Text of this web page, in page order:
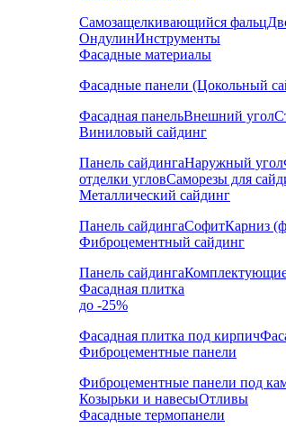
Самозащелкивающийся фальц
ОндулинИнструменты
Фасадные материалы
Фасадные панели (Цокольный
Фасадная панельВнешний угол
Виниловый сайдинг
Панель сайдингаНаружный угол
отделки угловСаморезы для
Металлический сайдинг
Панель сайдингаСофитКарниз
Фиброцементный сайдинг
Панель сайдинга
Фасадная плитка
до -25%
Фасадная плитка под кирпич
Фиброцементные панели
Фиброцементные панели под
Козырьки и навесыОтливы
Фасадные термопанели